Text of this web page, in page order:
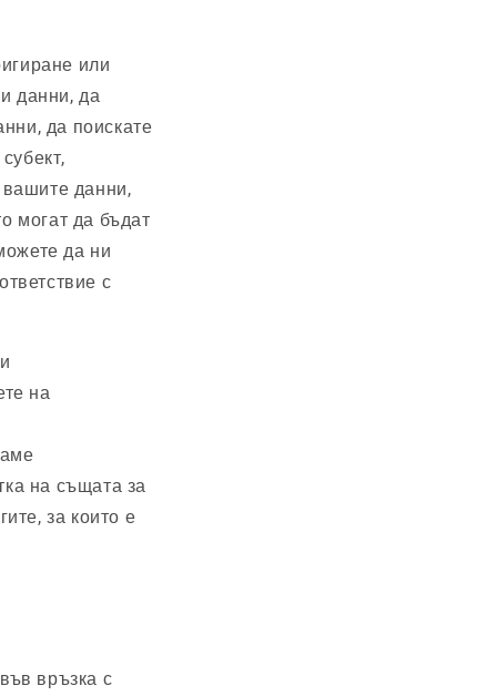
или
данни, да
да поискате
вашите данни,
могат да бъдат
да ни
с
на
на същата за
за които е
връзка с